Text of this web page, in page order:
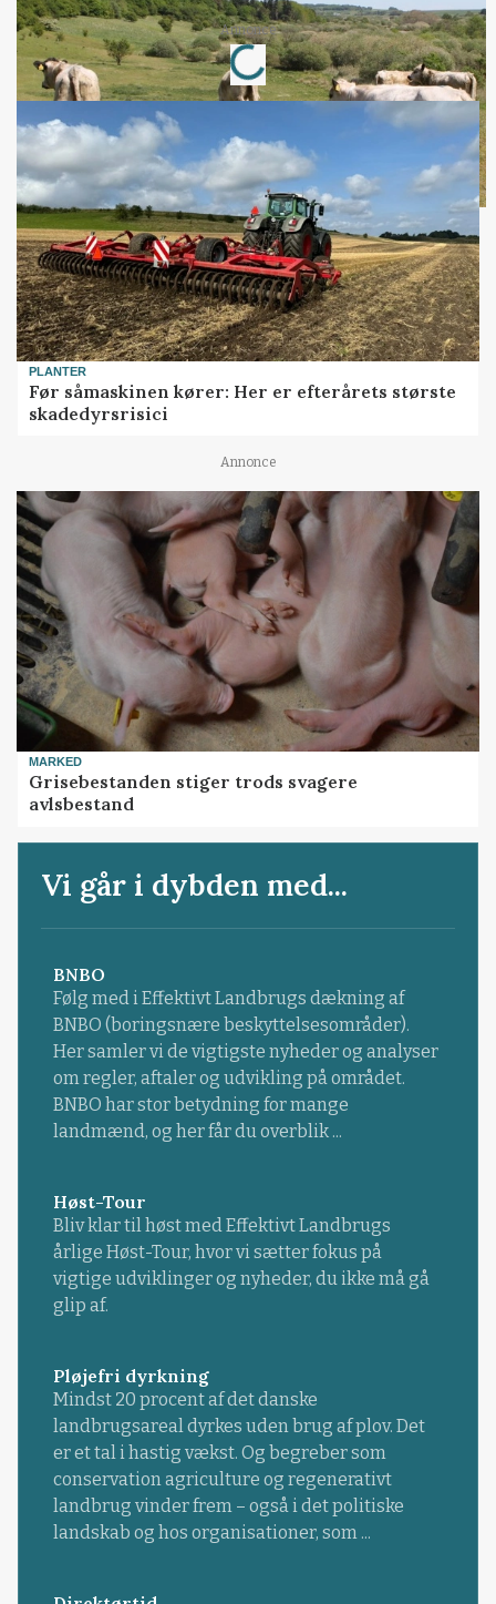
Annonce
Loading...
PLANTER
Før såmaskinen kører: Her er efterårets største
skadedyrsrisici
Annonce
MARKED
Grisebestanden stiger trods svagere
avlsbestand
Vi går i dybden med...
BNBO
Følg med i Effektivt Landbrugs dækning af
BNBO (boringsnære beskyttelsesområder).
Her samler vi de vigtigste nyheder og analyser
om regler, aftaler og udvikling på området.
BNBO har stor betydning for mange
landmænd, og her får du overblik ...
Høst-Tour
Bliv klar til høst med Effektivt Landbrugs
årlige Høst-Tour, hvor vi sætter fokus på
vigtige udviklinger og nyheder, du ikke må gå
glip af.
Pløjefri dyrkning
Mindst 20 procent af det danske
landbrugsareal dyrkes uden brug af plov. Det
er et tal i hastig vækst. Og begreber som
conservation agriculture og regenerativt
landbrug vinder frem – også i det politiske
landskab og hos organisationer, som ...